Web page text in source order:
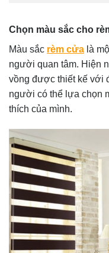
Chọn màu sắc cho
Màu sắc rèm cửa là
người quan tâm. Hiện
vồng được thiết kế với
người có thể lựa chọn
thích của mình.